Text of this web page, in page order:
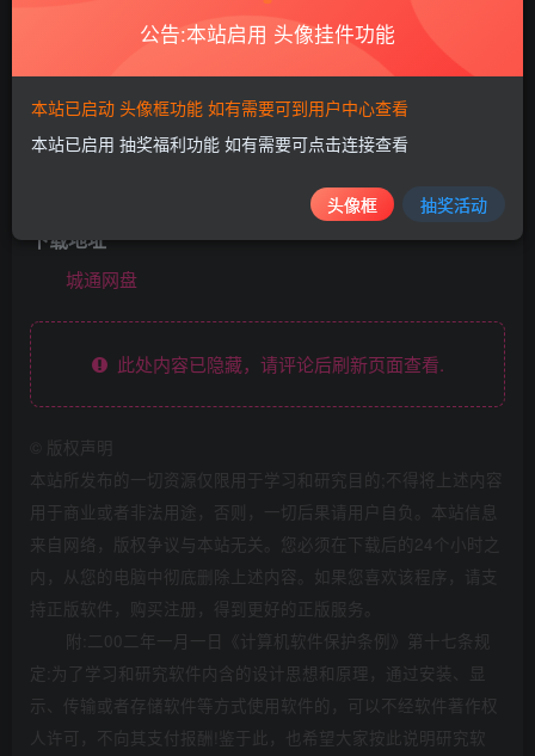
下载地址
城通网盘
此处内容已隐藏，请评论后刷新页面查看.
版权声明
本站所发布的一切资源仅限用于学习和研究目的;不得将上述内容
用于商业或者非法用途，否则，一切后果请用户自负。本站信息
来自网络，版权争议与本站无关。您必须在下载后的24个小时之
内，从您的电脑中彻底删除上述内容。如果您喜欢该程序，请支
持正版软件，购买注册，得到更好的正版服务。
附:二00二年一月一日《计算机软件保护条例》第十七条规
定:为了学习和研究软件内含的设计思想和原理，通过安装、显
示、传输或者存储软件等方式使用软件的，可以不经软件著作权
人许可，不向其支付报酬!鉴于此，也希望大家按此说明研究软
公告:本站启用 头像挂件功能
本站已启动 头像框功能 如有需要可到用户中心查看
本站已启用 抽奖福利功能 如有需要可点击连接查看
头像框 抽奖活动